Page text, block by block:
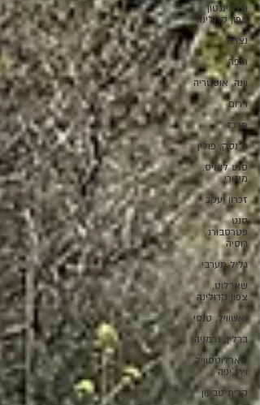
ווילמינגטון
צפון קרולינה
נצרת
חיפה
וינה, אוסטריה
דרום
מרכז
גדנסק, פולין
סנט לואיס,
מיזורי
זכרון יעקב
סנט
פטרסבורג,
רוסיה
גליל מערבי
שארלוט,
צפון קרולינה
נאשוויל, טנסי
ברלין, גרמניה
שארלוטסוויל,
וירג'יניה
קרית טבעון